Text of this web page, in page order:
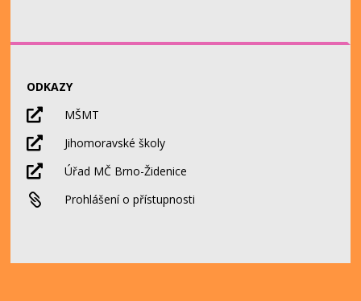
ODKAZY
 MŠMT
 Jihomoravské školy
 Úřad MČ Brno-Židenice
 Prohlášení o přístupnosti